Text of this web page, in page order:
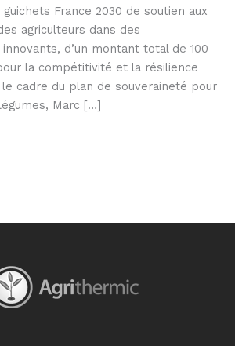
France 2030 de soutien aux
agriculteurs dans des
d’un montant total de 100
la compétitivité et la résilience
cadre du plan de souveraineté pour
Marc […]